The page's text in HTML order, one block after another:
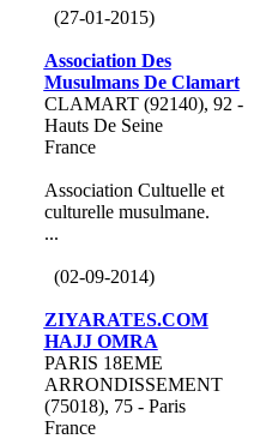
(27-01-2015)
Association Des
Musulmans De Clamart
CLAMART (92140), 92 -
Hauts De Seine
France
Association Cultuelle et
culturelle musulmane.
...
(02-09-2014)
ZIYARATES.COM
HAJJ OMRA
PARIS 18EME
ARRONDISSEMENT
(75018), 75 - Paris
France